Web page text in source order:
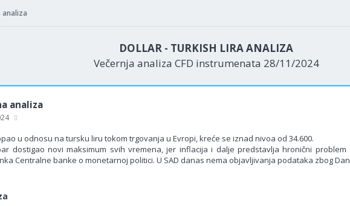
analiza
DOLLAR - TURKISH LIRA ANALIZA
Večernja analiza CFD instrumenata 28/11/2024
analiza
u odnosu na tursku liru tokom trgovanja u Evropi, kreće se iznad nivoa od 34.600.
dostigao novi maksimum svih vremena, jer inflacija i dalje predstavlja hronični
Centralne banke o monetarnoj politici. U SAD danas nema objavljivanja podataka zbog